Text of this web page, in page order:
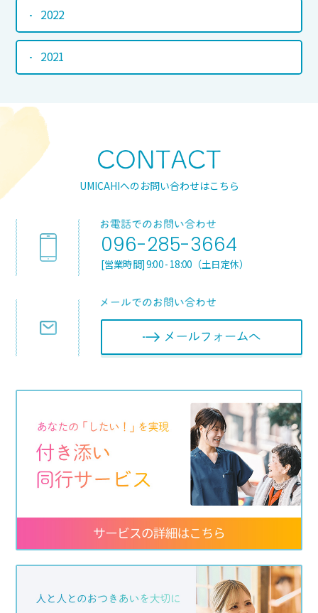
2022
2021
UMICAHIへのお問い合わせはこちら
096-285-3664
[営業時間] 9:00 - 18:00（土日定休）